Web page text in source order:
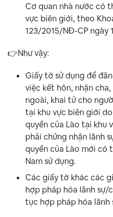
Cơ quan nhà nước có
vực biên giới, theo
123/2015/NĐ-CP ngày
👉Như vậy:
Giấy tờ sử dụng để
việc kết hôn, nhận
ngoài, khai tử cho
tại khu vực biên giới
quyền của Lào tại khu
phải chứng nhận lãnh
quyền của Lào mới có
Nam sử dụng.
Các giấy tờ khác các
hợp pháp hóa lãnh sự/
tục hợp pháp hóa lãnh